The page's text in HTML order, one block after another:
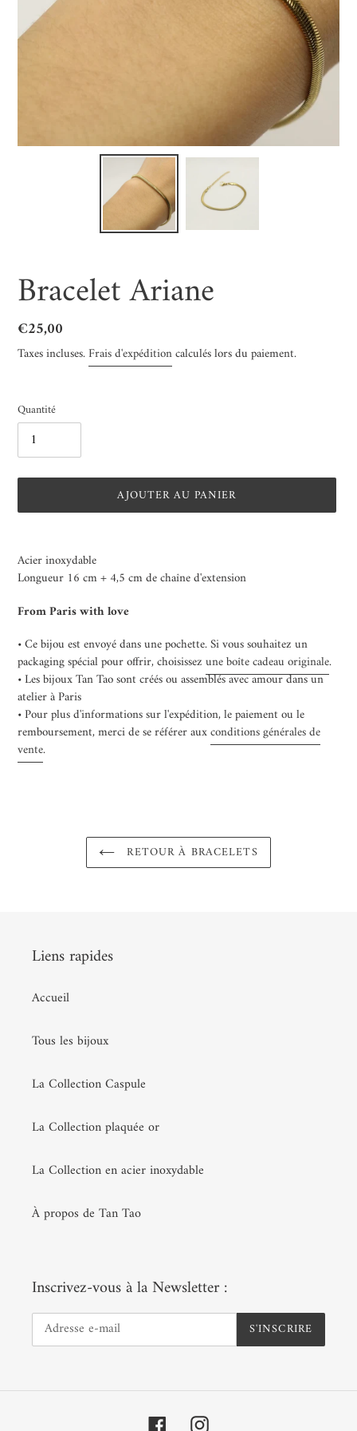
Bracelet Ariane
Prix
normal
€25,00
Taxes incluses.Frais d'expéditioncalculés lors du paiement.
Quantité
AJOUTER AU PANIER
d'un
produit
votre
Acier inoxydable
Longueur 16 cm + 4,5 cm de chaîne d'extension
From Paris with love
• Ce bijou est envoyé dans une pochette. Si vous souhaitez un
packaging spécial pour offrir, choisissezune boîte cadeau originale.
• Les bijoux Tan Tao sont créés ou assemblés avec amour dans un
atelier à Paris
• Pour plus d'informations sur l'expédition, le paiement ou le
remboursement, merci de se référer auxconditions générales de
vente.
RETOUR À BRACELETS
Liens rapides
Accueil
Tous les bijoux
La Collection Caspule
La Collection plaquée or
La Collection en acier inoxydable
À propos de Tan Tao
Inscrivez-vous à la Newsletter :
S'INSCRIRE
FacebookInstagram